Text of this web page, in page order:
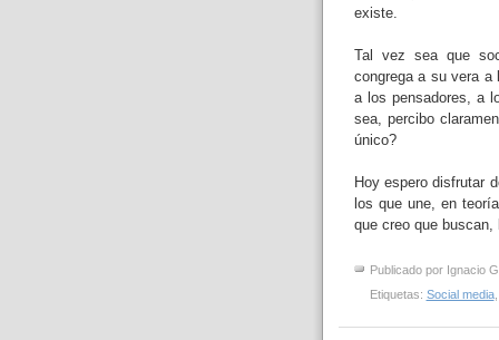
existe.
Tal vez sea que
congrega a su vera a
a los pensadores, a
sea, percibo
único?
Hoy espero disfrutar
los que une, en
que creo que buscan,
Publicado por Ignacio
Etiquetas: Social media,